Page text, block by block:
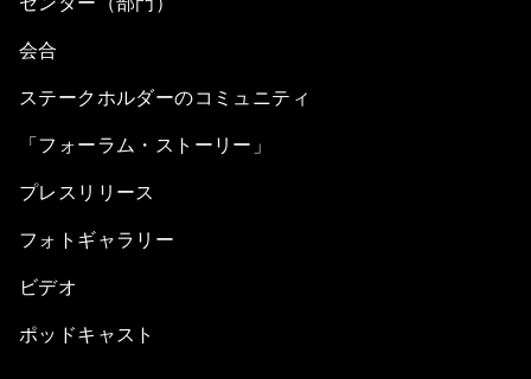
会合
ステークホルダーのコミュニティ
「フォーラム・ストーリー」
プレスリリース
フォトギャラリー
ビデオ
ポッドキャスト